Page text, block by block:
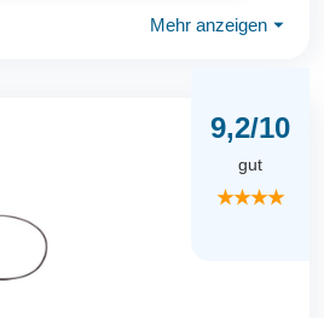
Mehr anzeigen ⏷
9,2/10
gut
★★★★